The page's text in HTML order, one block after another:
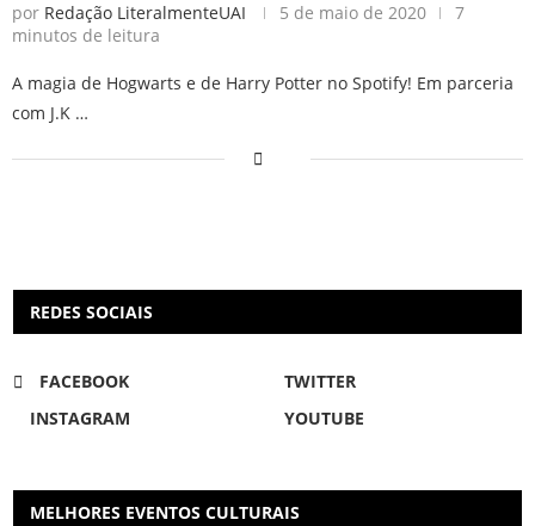
por Redação LiteralmenteUAI 5 de maio de 2020
7
minutos de leitura
A magia de Hogwarts e de Harry Potter no Spotify! Em parceria
com J.K …
REDES SOCIAIS
FACEBOOK
TWITTER
INSTAGRAM
YOUTUBE
MELHORES EVENTOS CULTURAIS